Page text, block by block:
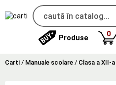
Produse 0
Carti / Manuale scolare / Clasa a XII-a